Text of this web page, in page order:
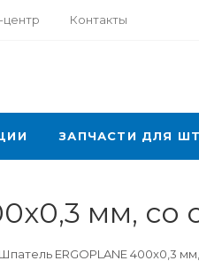
Контакты
ЗАПЧАСТИ ДЛЯ
мм,
Шпатель ERGOPLANE 400x0,3